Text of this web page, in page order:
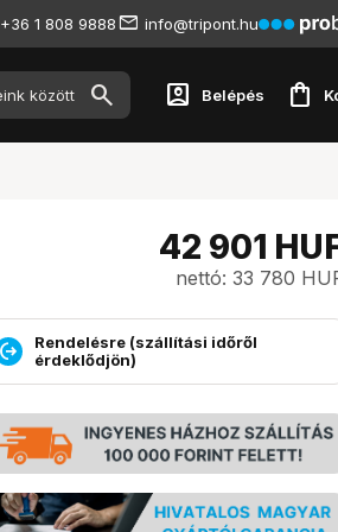
+36 1 808 9888 info@tripont.hu
account_box Belépés shopping_bag
42 901
nettó: 33 780
Rendelésre (szállítási időről
érdeklődjön)